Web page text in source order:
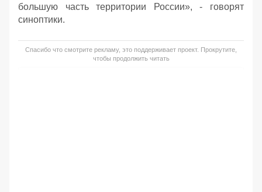
большую часть территории России», - говорят
синоптики.
Спасибо что смотрите рекламу, это поддерживает проект. Прокрутите,
чтобы продолжить читать